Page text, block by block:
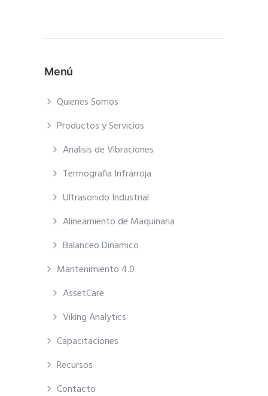
Menú
Quienes Somos
Productos y Servicios
Analisis de Vibraciones
Termografia Infrarroja
Ultrasonido Industrial
Alineamiento de Maquinaria
Balanceo Dinamico
Mantenimiento 4.0
AssetCare
Viking Analytics
Capacitaciones
Recursos
Contacto